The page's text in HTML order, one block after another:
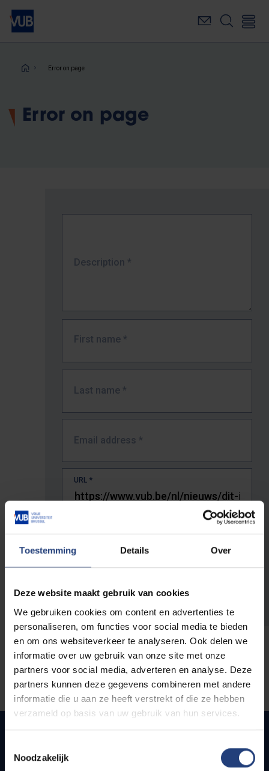
Toestemming Details Over
Deze website maakt gebruik van cookies
We gebruiken cookies om content en advertenties te
personaliseren, om functies voor social media te bieden
en om ons websiteverkeer te analyseren. Ook delen we
informatie over uw gebruik van onze site met onze
partners voor social media, adverteren en analyse. Deze
partners kunnen deze gegevens combineren met andere
informatie die u aan ze heeft verstrekt of die ze hebben
verzameld op basis van uw gebruik van hun services.
Noodzakelijk
Skip
main
Breadcrumb
Error on page
Error on page
Description *
First name *
Last name *
Email address *
URL *
The full URL of the page where you encountered the error.
Quick links